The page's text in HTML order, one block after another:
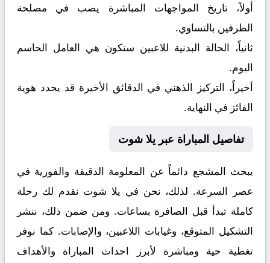
أولاً، تاريخ المواجهات المباشرة يصب في مصلحة
الطرفين بالتساوي.
ثانياً، الحالة البدنية للاعبين ستكون هي العامل الحاسم
اليوم.
أخيراً، التركيز الذهني في الدقائق الأخيرة قد يحدد هوية
الفائز في النهاية.
تفاصيل المباراة عبر يلا شوت
يبحث المشجع دائماً عن المعلومة الدقيقة والفورية في
عصر السرعة. لذلك، نحن في يلا شوت نقدم لك رحلة
كاملة تبدأ قبل الصافرة بساعات. ومن ضمن ذلك، ننشر
التشكيل المتوقع، وغيابات اللاعبين، والإصابات. كما نوفر
تغطية حية ومباشرة لأبرز احداث المباراة والأهداف